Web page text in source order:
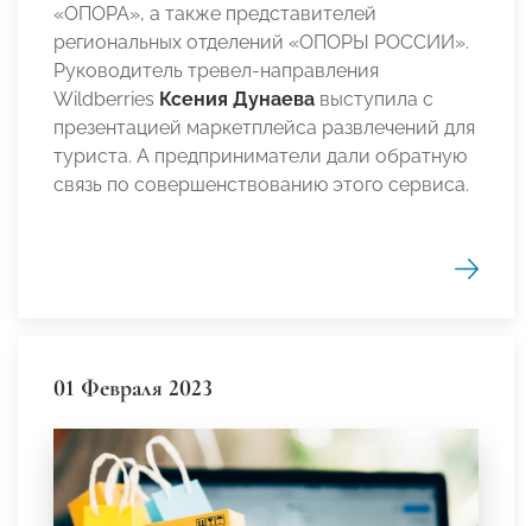
«ОПОРА», а также представителей
региональных отделений «ОПОРЫ РОССИИ».
Руководитель тревел-направления
Wildberries Ксения Дунаева выступила с
презентацией маркетплейса развлечений для
туриста. А предприниматели дали обратную
связь по совершенствованию этого сервиса.
01 Февраля 2023